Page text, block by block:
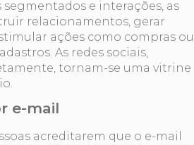
e interações, as
relacionamentos, gerar
ações como compras ou
As redes sociais,
tornam-se uma vitrine
e-mail
acreditarem que o e-mail